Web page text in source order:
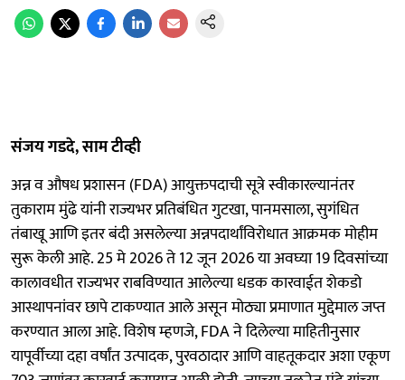
संजय गडदे, साम टीव्ही
अन्न व औषध प्रशासन (FDA) आयुक्तपदाची सूत्रे स्वीकारल्यानंतर
तुकाराम मुंढे यांनी राज्यभर प्रतिबंधित गुटखा, पानमसाला, सुगंधित
तंबाखू आणि इतर बंदी असलेल्या अन्नपदार्थांविरोधात आक्रमक मोहीम
सुरू केली आहे. 25 मे 2026 ते 12 जून 2026 या अवघ्या 19 दिवसांच्या
कालावधीत राज्यभर राबविण्यात आलेल्या धडक कारवाईत शेकडो
आस्थापनांवर छापे टाकण्यात आले असून मोठ्या प्रमाणात मुद्देमाल जप्त
करण्यात आला आहे. विशेष म्हणजे, FDA ने दिलेल्या माहितीनुसार
यापूर्वीच्या दहा वर्षांत उत्पादक, पुरवठादार आणि वाहतूकदार अशा एकूण